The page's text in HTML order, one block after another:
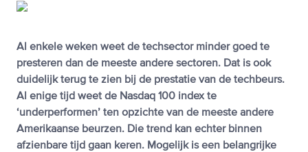
Al enkele weken weet de techsector minder goed te
presteren dan de meeste andere sectoren. Dat is ook
duidelijk terug te zien bij de prestatie van de techbeurs.
Al enige tijd weet de Nasdaq 100 index te
‘underperformen’ ten opzichte van de meeste andere
Amerikaanse beurzen. Die trend kan echter binnen
afzienbare tijd gaan keren. Mogelijk is een belangrijke